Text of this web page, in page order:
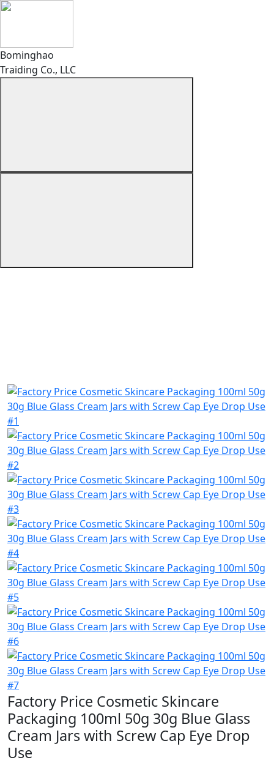
Bominghao
Traiding Co., LLC
Factory Price Cosmetic Skincare
Packaging 100ml 50g 30g Blue Glass
Cream Jars with Screw Cap Eye Drop
Use